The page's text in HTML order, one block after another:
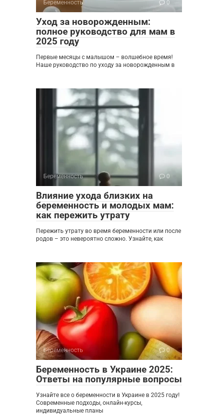
Беременность 0
Уход за новорожденным:
полное руководство для мам в
2025 году
Первые месяцы с малышом – волшебное время!
Наше руководство по уходу за новорожденным в
Беременность 0
Влияние ухода близких на
беременность и молодых мам:
как пережить утрату
Пережить утрату во время беременности или после
родов – это невероятно сложно. Узнайте, как
Беременность 0
Беременность в Украине 2025:
Ответы на популярные вопросы
Узнайте все о беременности в Украине в 2025 году!
Современные подходы, онлайн-курсы,
индивидуальные планы